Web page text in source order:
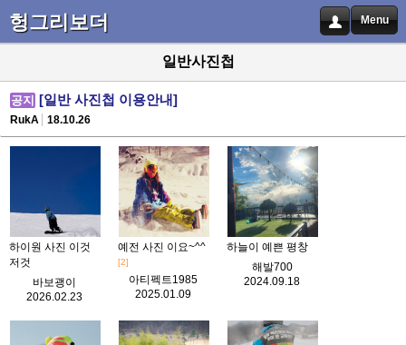
헝그리보더 Menu
일반사진첩
공지 [일반 사진첩 이용안내]
RukA 18.10.26
하이원 사진 이것
저것
바보괭이
2026.02.23
예전 사진 이요~^^
[2]
아티펙트1985
2025.01.09
하늘이 예쁜 평창
해발700
2024.09.18